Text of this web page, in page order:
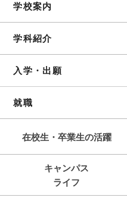
学校案内
学科紹介
入学・出願
就職
在校生・卒業生の活躍
キャンパス
ライフ